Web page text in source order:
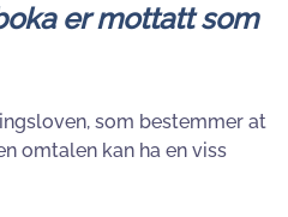
er mottatt som
som bestemmer at
omtalen kan ha en viss